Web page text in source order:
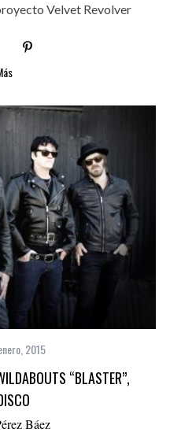
Velvet Revolver
2015
“BLASTER”,
Báez